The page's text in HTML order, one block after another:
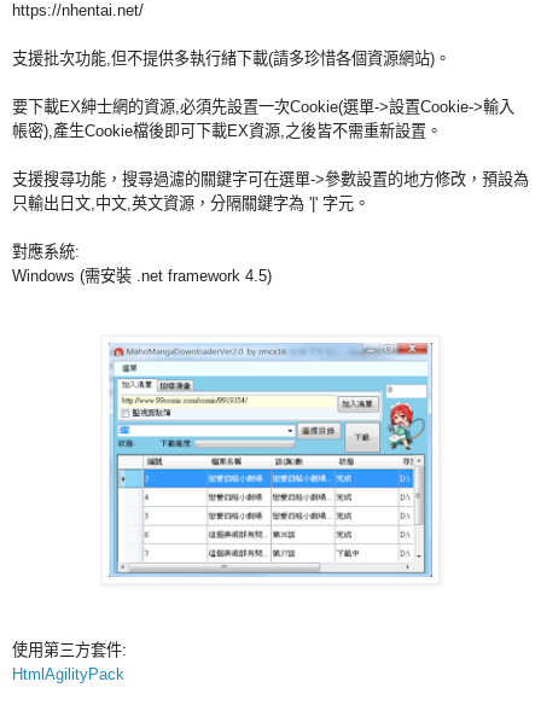
https://nhentai.net/
支援批次功能,但不提供多執行緒下載(請多珍惜各個資源網站)。
要下載EX紳士網的資源,必須先設置一次Cookie(選單->設置Cookie->輸入
帳密),產生Cookie檔後即可下載EX資源,之後皆不需重新設置。
支援搜尋功能，搜尋過濾的關鍵字可在選單->參數設置的地方修改， 預設為
只輸出日文,中文,英文資源，分隔關鍵字為 '|' 字元。
對應系統:
Windows (需安裝 .net framework 4.5)
使用第三方套件:
HtmlAgilityPack